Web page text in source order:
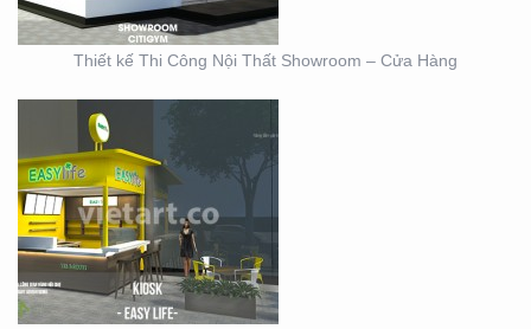
Thiết kế Thi Công Nội Thất Showroom – Cửa Hàng
MẪU THIẾT KẾ KIOSK
HOANG GIA